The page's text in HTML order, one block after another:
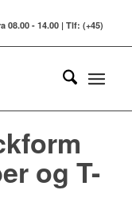
08.00 - 14.00 | Tlf: (+45)
og T-